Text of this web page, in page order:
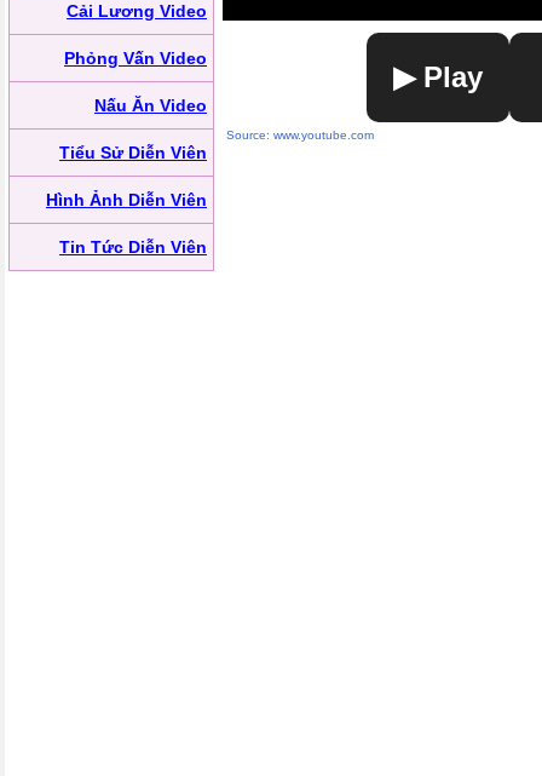
Cải Lương Video
Phỏng Vấn Video
Nấu Ăn Video
Tiểu Sử Diễn Viên
Hình Ảnh Diễn Viên
Tin Tức Diễn Viên
▶ Play
Source: www.youtube.com